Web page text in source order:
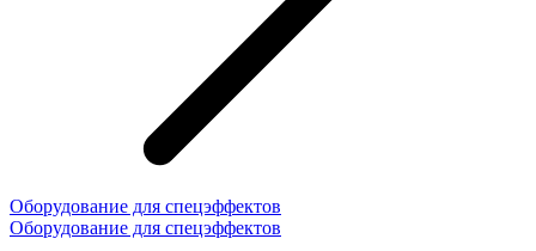
Оборудование для спецэффектов
Оборудование для спецэффектов